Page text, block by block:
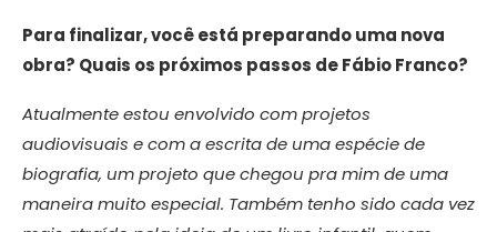
Para finalizar, você está preparando uma nova
obra? Quais os próximos passos de Fábio Franco?
Atualmente estou envolvido com projetos
audiovisuais e com a escrita de uma espécie de
biografia, um projeto que chegou pra mim de uma
maneira muito especial. Também tenho sido cada vez